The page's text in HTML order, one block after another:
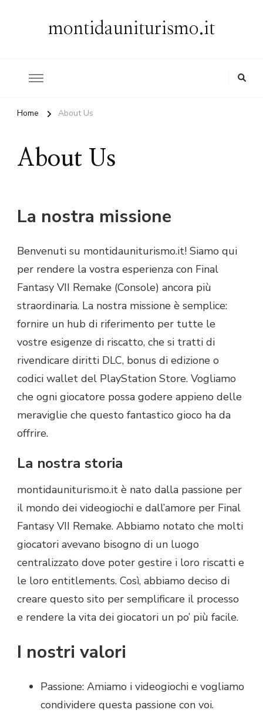
montidauniturismo.it
Home About Us
About Us
La nostra missione
Benvenuti su montidauniturismo.it! Siamo qui
per rendere la vostra esperienza con Final
Fantasy VII Remake (Console) ancora più
straordinaria. La nostra missione è semplice:
fornire un hub di riferimento per tutte le
vostre esigenze di riscatto, che si tratti di
rivendicare diritti DLC, bonus di edizione o
codici wallet del PlayStation Store. Vogliamo
che ogni giocatore possa godere appieno delle
meraviglie che questo fantastico gioco ha da
offrire.
La nostra storia
montidauniturismo.it è nato dalla passione per
il mondo dei videogiochi e dall’amore per Final
Fantasy VII Remake. Abbiamo notato che molti
giocatori avevano bisogno di un luogo
centralizzato dove poter gestire i loro riscatti e
le loro entitlements. Così, abbiamo deciso di
creare questo sito per semplificare il processo
e rendere la vita dei giocatori un po’ più facile.
I nostri valori
Passione: Amiamo i videogiochi e vogliamo
condividere questa passione con voi.